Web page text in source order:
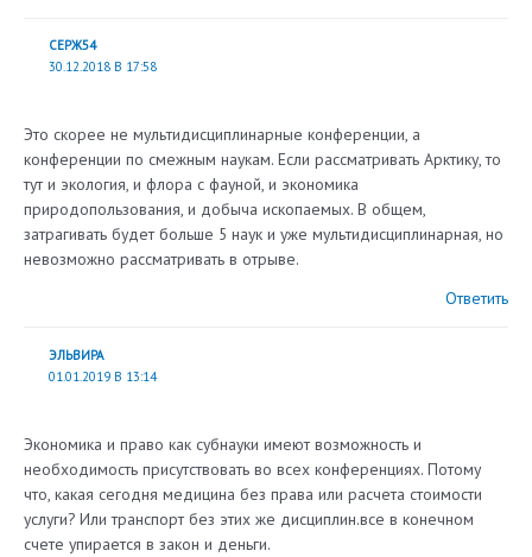
СЕРЖ54
30.12.2018 В 17:58
Это скорее не мультидисциплинарные конференции, а
конференции по смежным наукам. Если рассматривать Арктику, то
тут и экология, и флора с фауной, и экономика
природопользования, и добыча ископаемых. В общем,
затрагивать будет больше 5 наук и уже мультидисциплинарная, но
невозможно рассматривать в отрыве.
Ответить
ЭЛЬВИРА
01.01.2019 В 13:14
Экономика и право как субнауки имеют возможность и
необходимость присутствовать во всех конференциях. Потому
что, какая сегодня медицина без права или расчета стоимости
услуги? Или транспорт без этих же дисциплин.все в конечном
счете упирается в закон и деньги.